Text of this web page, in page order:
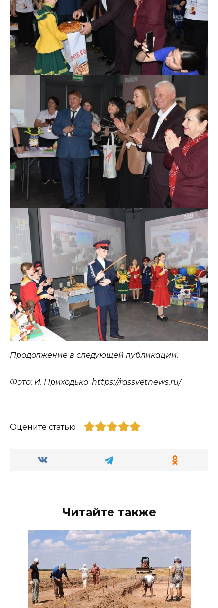
Продолжение в следующей публикации.
Фото: И. Приходько https://rassvetnews.ru/
Оцените статью
Читайте также